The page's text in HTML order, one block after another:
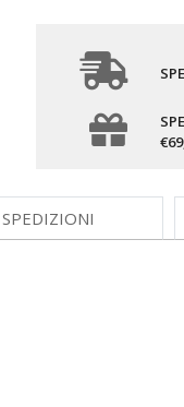
SPEDIZIONI